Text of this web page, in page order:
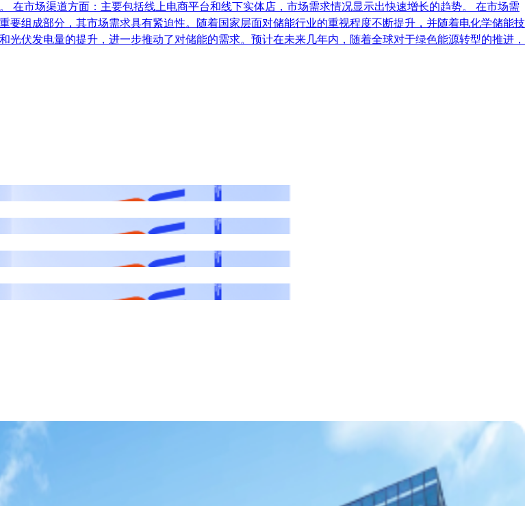
在市场渠道方面：主要包括线上电商平台和线下实体店，市场需求情况显示出快速增长的趋势。 在市场需
组成部分，其市场需求具有紧迫性。随着国家层面对储能行业的重视程度不断提升，并随着电化学储能技
伏发电量的提升，进一步推动了对储能的需求。预计在未来几年内，随着全球对于绿色能源转型的推进，